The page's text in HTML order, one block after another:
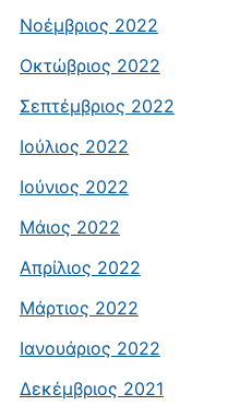
Νοέμβριος 2022
Οκτώβριος 2022
Σεπτέμβριος 2022
Ιούλιος 2022
Ιούνιος 2022
Μάιος 2022
Απρίλιος 2022
Μάρτιος 2022
Ιανουάριος 2022
Δεκέμβριος 2021